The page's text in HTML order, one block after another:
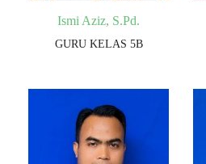
Ismi Aziz, S.Pd.
GURU KELAS 5B